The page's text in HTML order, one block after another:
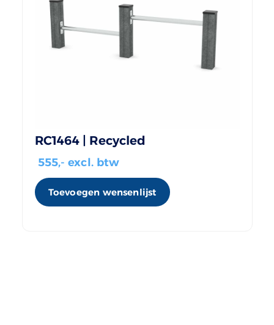
RC1464 | Recycled
555,- excl. btw
Toevoegen wensenlijst